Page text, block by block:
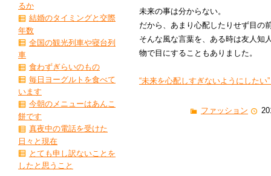
未来の事は分からない。
だから、あまり心配したりせず目の
そんな風な言葉を、ある時は友人知
物で目にすることもありました。
“未来を心配しすぎないようにしたい
ファッション
るか
結婚のタイミングと交際
年数
全国の観光列車や寝台列
車
食わずぎらいのもの
毎日ヨーグルトを食べて
います
今朝のメニューはあんこ
餅です
真夜中の電話を受けた
日々と現在
とても申し訳ないことを
したと思うこと